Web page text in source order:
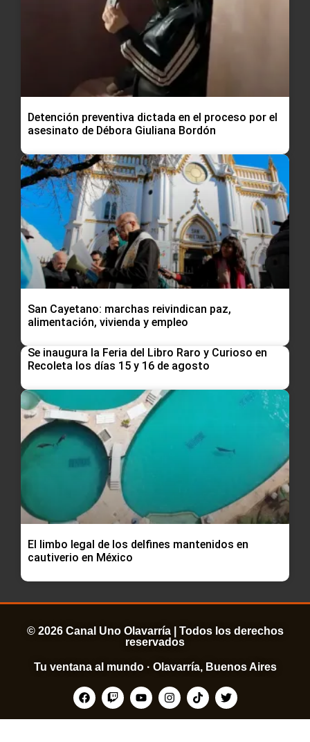
Detención preventiva dictada en el proceso por el
asesinato de Débora Giuliana Bordón
San Cayetano: marchas reivindican paz,
alimentación, vivienda y empleo
Se inaugura la Feria del Libro Raro y Curioso en
Recoleta los días 15 y 16 de agosto
El limbo legal de los delfines mantenidos en
cautiverio en México
© 2026 Canal Uno Olavarría | Todos los derechos
reservados
Tu ventana al mundo · Olavarría, Buenos Aires